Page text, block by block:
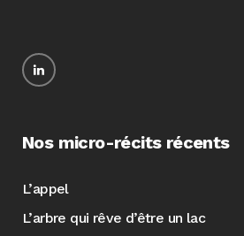
Nos micro-récits récents
L’appel
L’arbre qui rêve d’être un lac